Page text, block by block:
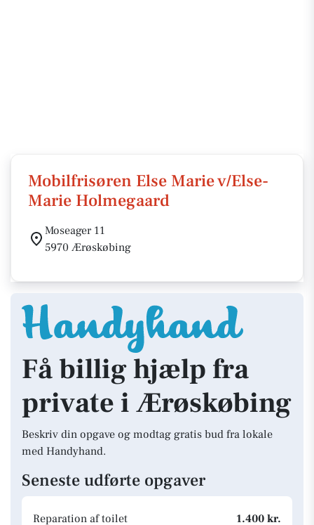
Mobilfrisøren Else Marie v/Else-
Marie Holmegaard
Moseager 11
5970 Ærøskøbing
Få billig hjælp fra
private i Ærøskøbing
Beskriv din opgave og modtag gratis bud fra lokale
med Handyhand.
Seneste udførte opgaver
Reparation af toilet 1.400 kr.